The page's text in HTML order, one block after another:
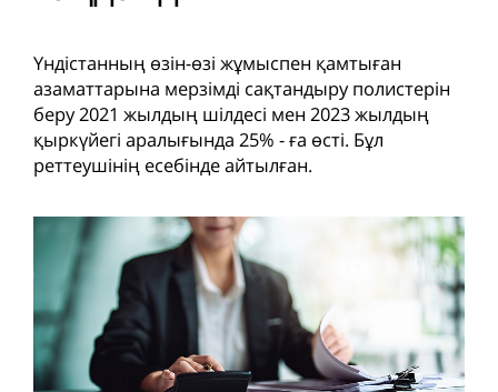
Үндістанның өзін-өзі жұмыспен қамтыған
азаматтарына мерзімді сақтандыру полистерін
беру 2021 жылдың шілдесі мен 2023 жылдың
қыркүйегі аралығында 25% - ға өсті. Бұл
реттеушінің есебінде айтылған.